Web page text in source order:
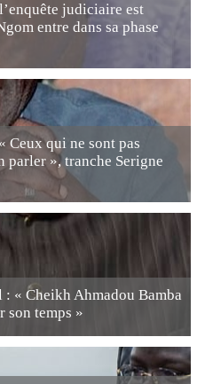
judiciaire est
entre dans sa phase
Ceux qui ne sont pas
parler », tranche Serigne
« Cheikh Ahmadou Bamba
son temps »